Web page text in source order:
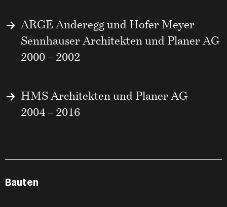
ARGE Anderegg und Hofer Meyer
Sennhauser Architekten und Planer AG
2000 – 2002
HMS Architekten und Planer AG
2004 – 2016
Bauten